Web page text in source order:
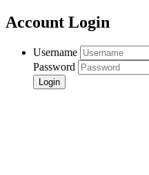
Account Login
Username
Password